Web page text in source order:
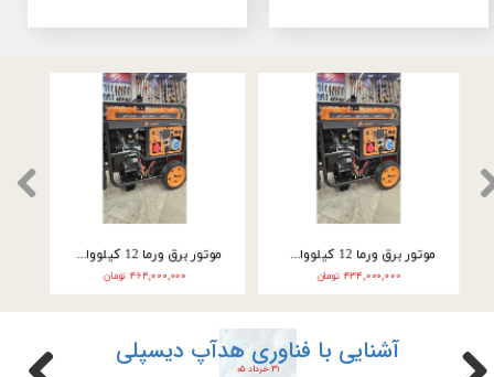
موتور برق ورما سه گانه سوز 9.5 کیلووات تک فاز VM25000E3-2F
۲۲۲,۰۰۰,۰۰۰ تومان
موتور برق ورما سه گانه سوز 9.5 کیلووات سه فاز VM25000E3
۲۴۶,۰۰۰,۰۰۰ تومان
آشنایی با فناوری هدآپ دیسپلی
۳۱ خرداد ۰۵